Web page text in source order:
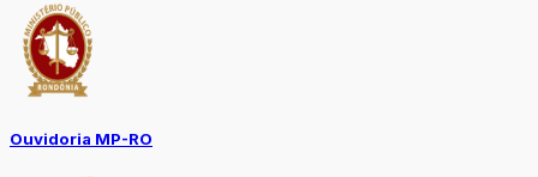
Ouvidoria MP-RO